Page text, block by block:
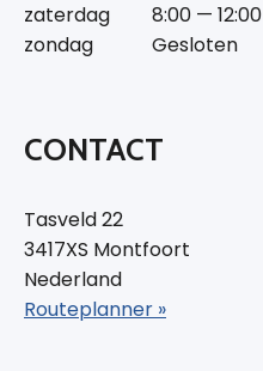
zaterdag
8:00 — 12:00
zondag
Gesloten
CONTACT
Tasveld 22
3417XS Montfoort
Nederland
Routeplanner »